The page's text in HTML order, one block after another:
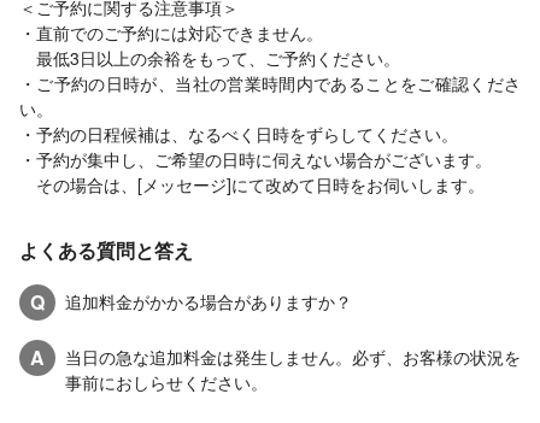
＜ご予約に関する注意事項＞
・直前でのご予約には対応できません。
最低3日以上の余裕をもって、ご予約ください。
・ご予約の日時が、当社の営業時間内であることをご確認くださ
い。
・予約の日程候補は、なるべく日時をずらしてください。
・予約が集中し、ご希望の日時に伺えない場合がございます。
その場合は、[メッセージ]にて改めて日時をお伺いします。
よくある質問と答え
Q
追加料金がかかる場合がありますか？
A
当日の急な追加料金は発生しません。必ず、お客様の状況を
事前におしらせください。